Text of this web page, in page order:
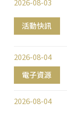
活動快訊
2026-08-03
電子資源
2026-08-04
2026-08-04